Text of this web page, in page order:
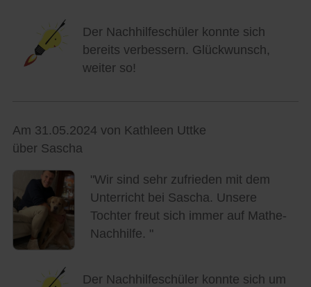
Der Nachhilfeschüler konnte sich
bereits verbessern. Glückwunsch,
weiter so!
Am 31.05.2024 von Kathleen Uttke
über Sascha
"Wir sind sehr zufrieden mit dem
Unterricht bei Sascha. Unsere
Tochter freut sich immer auf Mathe-
Nachhilfe. "
Der Nachhilfeschüler konnte sich um